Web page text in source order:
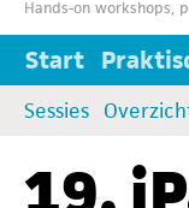
Hands-on workshops,
Start
Sessies